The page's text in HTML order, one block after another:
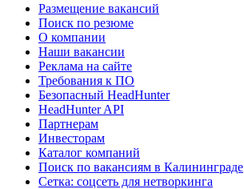
Размещение вакансий
Поиск по резюме
О компании
Наши вакансии
Реклама на сайте
Требования к ПО
Безопасный HeadHunter
HeadHunter API
Партнерам
Инвесторам
Каталог компаний
Поиск по вакансиям в Калининграде
Сетка: соцсеть для нетворкинга